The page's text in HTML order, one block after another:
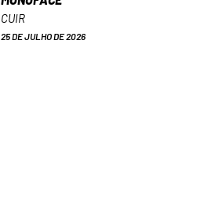
CUIR
25 DE JULHO DE 2026